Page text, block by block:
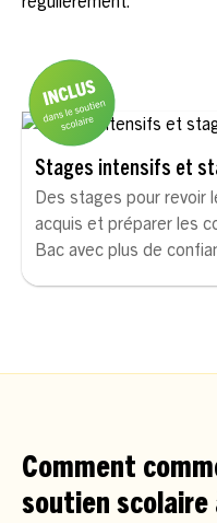
Stages intensifs et
Des stages pour revoir
acquis et préparer les
Bac avec plus de
Comment
soutien scolaire